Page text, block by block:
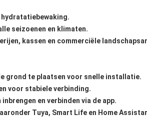
hydratatiebewaking.
seizoenen en klimaten.
kassen en commerciële
grond te plaatsen voor snelle installatie.
voor stabiele verbinding.
en verbinden via de app.
Tuya, Smart Life en Home